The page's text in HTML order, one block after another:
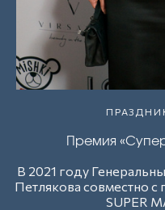
Премия
В 2021 году
Петлякова совместно
SUPER